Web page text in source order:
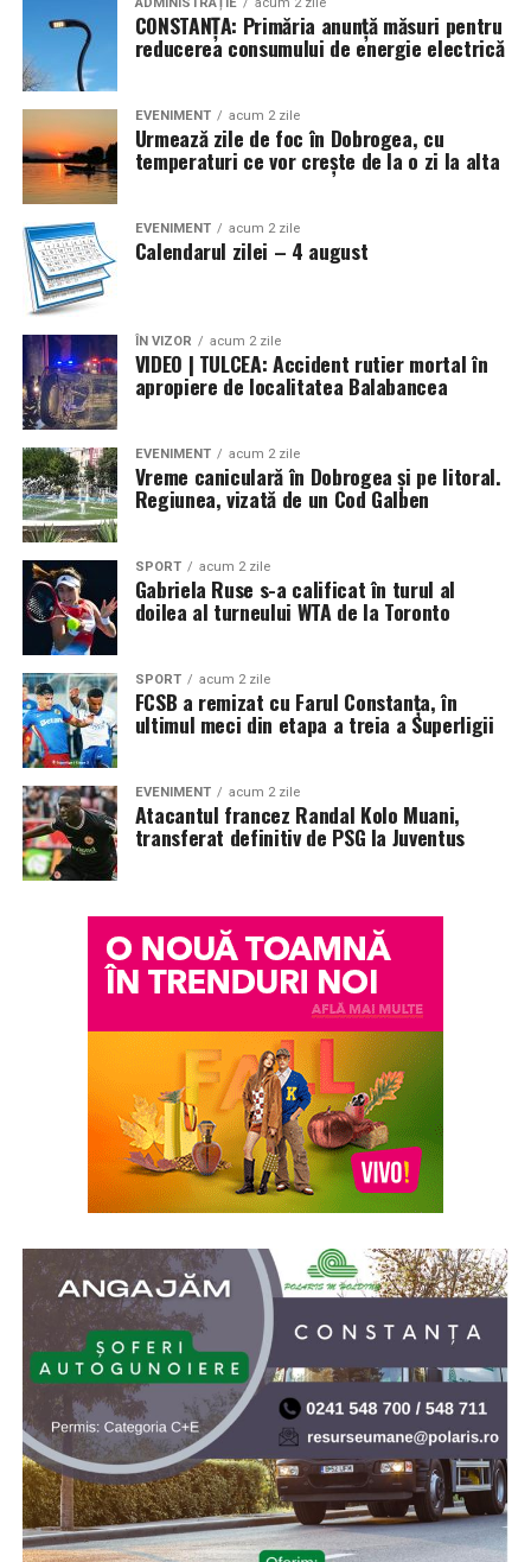
CONSTANȚA: Primăria anunță măsuri pentru
reducerea consumului de energie electrică
EVENIMENT acum 2 zile
Urmează zile de foc în Dobrogea, cu
temperaturi ce vor crește de la o zi la alta
EVENIMENT acum 2 zile
Calendarul zilei – 4 august
ÎN VIZOR acum 2 zile
VIDEO | TULCEA: Accident rutier mortal în
apropiere de localitatea Balabancea
EVENIMENT acum 2 zile
Vreme caniculară în Dobrogea și pe litoral.
Regiunea, vizată de un Cod Galben
SPORT acum 2 zile
Gabriela Ruse s-a calificat în turul al
doilea al turneului WTA de la Toronto
SPORT acum 2 zile
FCSB a remizat cu Farul Constanța, în
ultimul meci din etapa a treia a Superligii
EVENIMENT acum 2 zile
Atacantul francez Randal Kolo Muani,
transferat definitiv de PSG la Juventus